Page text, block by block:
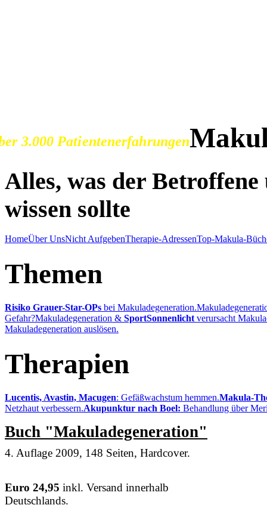
3.000 Patientenerfahrungen
Alles, was der
wissen sollte
HomeÜber UnsNicht AufgebenTherapie-AdressenTop-Makula-
Themen
Risiko Grauer-Star-OPs bei Makuladegeneration.
Gefahr?Makuladegeneration & SportSonnenlicht verursacht
Makuladegeneration auslösen.
Therapien
Lucentis, Avastin, Macugen: Gefäßwachstum hemmen.Makula-
Netzhaut verbessern.Akupunktur nach Boel: Behandlung über
Buch "Makuladegeneration"
4. Auflage 2009, 148 Seiten, Hardcover.
Euro 24,95 inkl. Versand innerhalb
Deutschlands.